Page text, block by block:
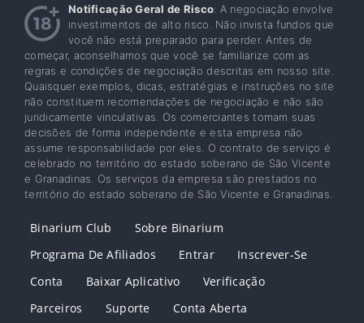
Notificação Geral de Risco: A negociação envolve
investimentos de alto risco. Não invista fundos que
você não está preparado para perder. Antes de
começar, aconselhamos que você se familiarize com as
regras e condições de negociação descritas em nosso site.
Quaisquer exemplos, dicas, estratégias e instruções no site
não constituem recomendações de negociação e não são
juridicamente vinculativas. Os comerciantes tomam suas
decisões de forma independente e esta empresa não
assume responsabilidade por eles. O contrato de serviço é
celebrado no território do estado soberano de São Vicente
e Granadinas. Os serviços da empresa são prestados no
território do estado soberano de São Vicente e Granadinas.
Binarium Club
Sobre Binarium
Programa De Afiliados
Entrar
Inscrever-Se
Conta
Baixar Aplicativo
Verificação
Parceiros
Suporte Conta Aberta